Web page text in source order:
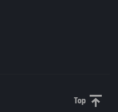
Top Scroll